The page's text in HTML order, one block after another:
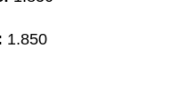
1.850